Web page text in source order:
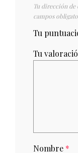
Tu dirección de
campos
Tu
Tu
Nombre *